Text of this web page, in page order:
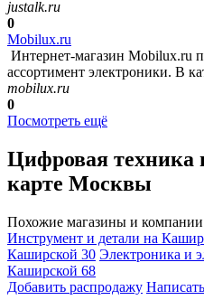
justalk.ru
0
Mobilux.ru
Интернет-магазин Mobilux.ru
ассортимент электроники. В
mobilux.ru
0
Посмотреть ещё
Цифровая техника
карте Москвы
Похожие магазины и компании
Инструмент и детали на
Каширской 30 Электроника и
Каширской 68
Добавить раcпродажу